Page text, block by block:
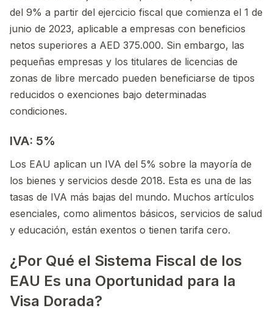
del 9% a partir del ejercicio fiscal que comienza el 1 de
junio de 2023, aplicable a empresas con beneficios
netos superiores a AED 375.000. Sin embargo, las
pequeñas empresas y los titulares de licencias de
zonas de libre mercado pueden beneficiarse de tipos
reducidos o exenciones bajo determinadas
condiciones.
IVA: 5%
Los EAU aplican un IVA del 5% sobre la mayoría de
los bienes y servicios desde 2018. Esta es una de las
tasas de IVA más bajas del mundo. Muchos artículos
esenciales, como alimentos básicos, servicios de salud
y educación, están exentos o tienen tarifa cero.
¿Por Qué el Sistema Fiscal de los
EAU Es una Oportunidad para la
Visa Dorada?